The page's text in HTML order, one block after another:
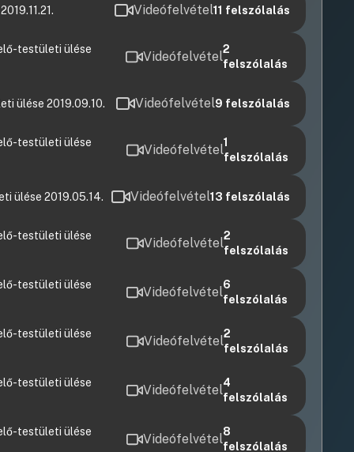
Videófelvétel11 felszólalás
testületi ülése
Videófelvétel2
felszólalás
ülése 2019.09.10. Videófelvétel9 felszólalás
testületi ülése
Videófelvétel1
felszólalás
ülése 2019.05.14. Videófelvétel13 felszólalás
testületi ülése
Videófelvétel2
felszólalás
testületi ülése
Videófelvétel6
felszólalás
testületi ülése
Videófelvétel2
felszólalás
testületi ülése
Videófelvétel4
felszólalás
testületi ülése
Videófelvétel8
felszólalás